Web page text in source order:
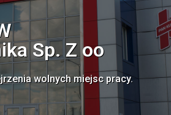
Sp. Z oo
wolnych miejsc pracy.